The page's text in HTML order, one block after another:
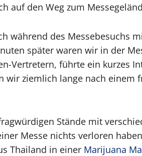
auf den Weg zum
während des Messebesuchs
später waren wir in der
Vertretern, führte ein kurzes
wir ziemlich lange nach einem
Stände mit
Messe nichts verloren
Thailand in einer Marijuana